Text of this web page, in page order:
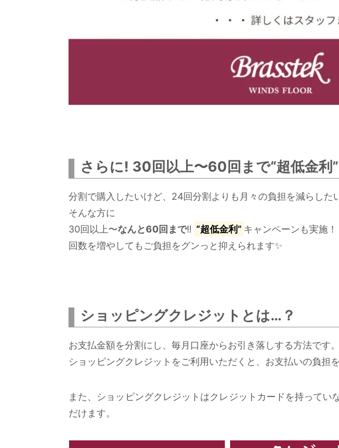
さらに! 30回以上〜60回まで“超低金利
分割で購入したいけど、24回分割よりも月々の負担を減らした
そんな方に
30回以上〜なんと60回まで!! “超低金利” キャンペーンも実施！
回数を増やしてもご負担をグンっと抑えられます✨
ショッピングクレジットとは…？
お支払金額を分割にし、毎月口座からお引き落しする方法です。
ショッピングクレジットをご利用いただくと、お支払いの負担
また、ショッピングクレジットはクレジットカードを持って
だけます。